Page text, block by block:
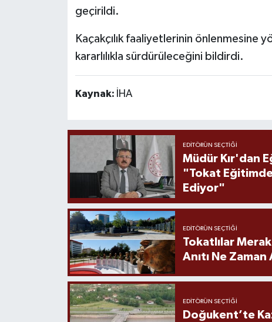
geçirildi.
Kaçakçılık faaliyetlerinin önlenmesine
kararlılıkla sürdürüleceğini bildirdi.
Kaynak: İHA
EDITÖRÜN SEÇTIĞI
Müdür Kır'dan
"Tokat
Ediyor"
EDITÖRÜN SEÇTIĞI
Tokatlılar
Anıtı Ne Zaman
EDITÖRÜN SEÇTIĞI
Doğukent’te